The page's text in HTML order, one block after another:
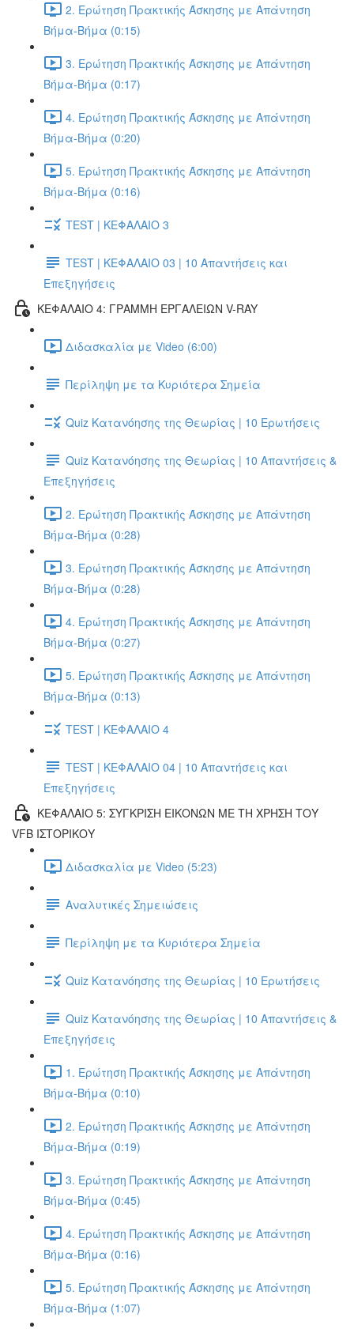
2. Ερώτηση Πρακτικής Άσκησης με Απάντηση
Βήμα-Βήμα (0:15)
3. Ερώτηση Πρακτικής Άσκησης με Απάντηση
Βήμα-Βήμα (0:17)
4. Ερώτηση Πρακτικής Άσκησης με Απάντηση
Βήμα-Βήμα (0:20)
5. Ερώτηση Πρακτικής Άσκησης με Απάντηση
Βήμα-Βήμα (0:16)
TEST | ΚΕΦΑΛΑΙΟ 3
TEST | ΚΕΦΑΛΑΙΟ 03 | 10 Απαντήσεις και
Επεξηγήσεις
ΚΕΦΑΛΑΙΟ 4: ΓΡΑΜΜΗ ΕΡΓΑΛΕΙΩΝ V-RAY
Διδασκαλία με Video (6:00)
Περίληψη με τα Κυριότερα Σημεία
Quiz Κατανόησης της Θεωρίας | 10 Ερωτήσεις
Quiz Κατανόησης της Θεωρίας | 10 Απαντήσεις &
Επεξηγήσεις
2. Ερώτηση Πρακτικής Άσκησης με Απάντηση
Βήμα-Βήμα (0:28)
3. Ερώτηση Πρακτικής Άσκησης με Απάντηση
Βήμα-Βήμα (0:28)
4. Ερώτηση Πρακτικής Άσκησης με Απάντηση
Βήμα-Βήμα (0:27)
5. Ερώτηση Πρακτικής Άσκησης με Απάντηση
Βήμα-Βήμα (0:13)
TEST | ΚΕΦΑΛΑΙΟ 4
TEST | ΚΕΦΑΛΑΙΟ 04 | 10 Απαντήσεις και
Επεξηγήσεις
ΚΕΦΑΛΑΙΟ 5: ΣΥΓΚΡΙΣΗ ΕΙΚΟΝΩΝ ΜΕ ΤΗ ΧΡΗΣΗ ΤΟΥ
VFB ΙΣΤΟΡΙΚΟΥ
Διδασκαλία με Video (5:23)
Αναλυτικές Σημειώσεις
Περίληψη με τα Κυριότερα Σημεία
Quiz Κατανόησης της Θεωρίας | 10 Ερωτήσεις
Quiz Κατανόησης της Θεωρίας | 10 Απαντήσεις &
Επεξηγήσεις
1. Ερώτηση Πρακτικής Άσκησης με Απάντηση
Βήμα-Βήμα (0:10)
2. Ερώτηση Πρακτικής Άσκησης με Απάντηση
Βήμα-Βήμα (0:19)
3. Ερώτηση Πρακτικής Άσκησης με Απάντηση
Βήμα-Βήμα (0:45)
4. Ερώτηση Πρακτικής Άσκησης με Απάντηση
Βήμα-Βήμα (0:16)
5. Ερώτηση Πρακτικής Άσκησης με Απάντηση
Βήμα-Βήμα (1:07)